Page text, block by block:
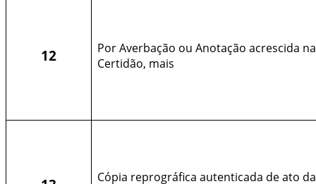
12
Por Averbação ou Anotação acrescida na
Certidão, mais
Cópia reprográfica autenticada de ato da